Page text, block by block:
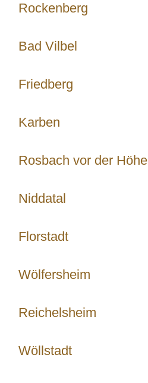
Rockenberg
Bad Vilbel
Friedberg
Karben
Rosbach vor der Höhe
Niddatal
Florstadt
Wölfersheim
Reichelsheim
Wöllstadt